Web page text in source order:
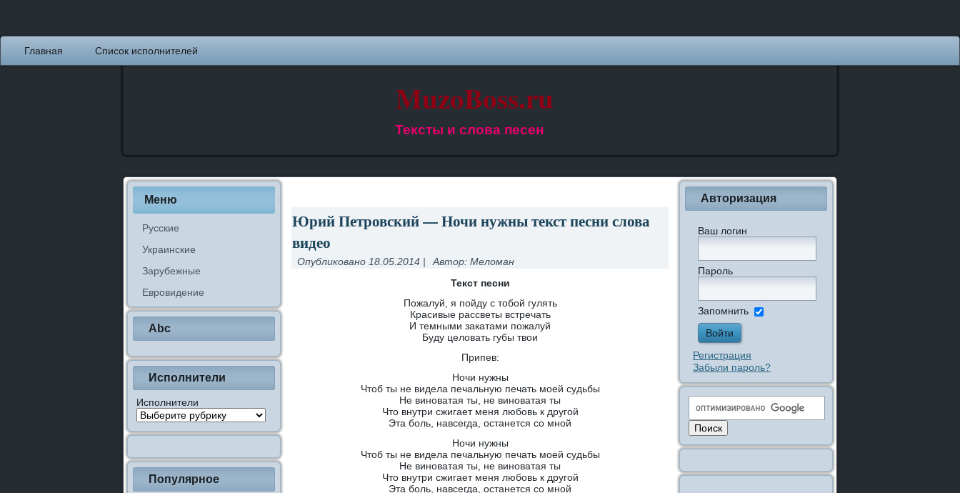
Главная Список исполнителей
MuzoBoss.ru
Тексты и слова песен
Меню
Русские
Украинские
Зарубежные
Евровидение
Abc
Исполнители
Исполнители
Популярное
Юрий Петровский — Ночи нужны текст песни слова
видео
Опубликовано 18.05.2014 | Автор: Меломан
Текст песни
Пожалуй, я пойду с тобой гулять
Красивые рассветы встречать
И темными закатами пожалуй
Буду целовать губы твои
Припев:
Ночи нужны
Чтоб ты не видела печальную печать моей судьбы
Не виноватая ты, не виноватая ты
Что внутри сжигает меня любовь к другой
Эта боль, навсегда, останется со мной
Ночи нужны
Чтоб ты не видела печальную печать моей судьбы
Не виноватая ты, не виноватая ты
Что внутри сжигает меня любовь к другой
Эта боль, навсегда, останется со мной
Авторизация
Ваш логин
Пароль
Запомнить
Регистрация
Забыли пароль?